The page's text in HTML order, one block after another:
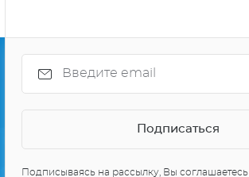
Подписываясь на рассылку, Вы соглашаетесь